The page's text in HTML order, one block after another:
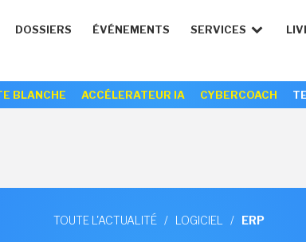
DOSSIERS ÉVÉNEMENTS SERVICES
BLANCHE ACCÉLERATEUR IA CYBERCOACH
TOUTE L'ACTUALITÉ / LOGICIEL / ERP